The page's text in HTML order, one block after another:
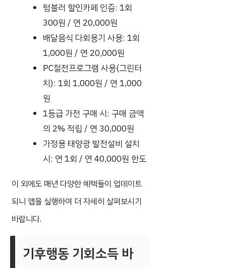
텀블러 할인카페 인증: 1회
300원 / 연 20,000원
배달음식 다회용기 사용: 1회
1,000원 / 연 20,000원
PC절전프로그램 사용(그린터
치): 1회 1,000원 / 연 1,000
원
1등급 가전 구매 시: 구매 금액
의 2% 적립 / 연 30,000원
가정용 태양광 발전설비 설치
시: 연 1회 / 연 40,000원 한도
이 외에도 매년 다양한 혜택들이 업데이트
되니 앱을 실행하여 더 자세히 살펴보시기
바랍니다.
기후행동 기회소득 바